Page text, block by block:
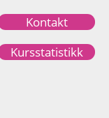
Kontakt
Kursstatistikk